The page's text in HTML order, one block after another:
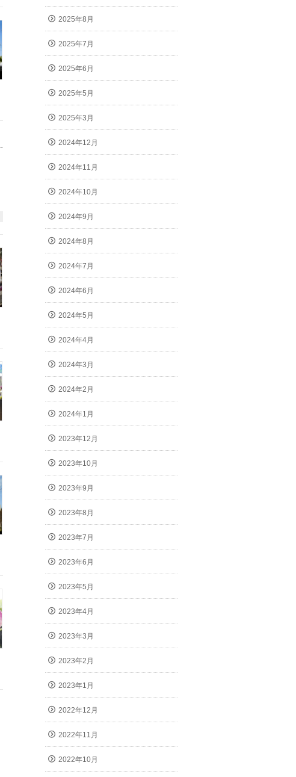
2025年8月
2025年7月
2025年6月
2025年5月
2025年3月
2024年12月
2024年11月
2024年10月
2024年9月
2024年8月
2024年7月
2024年6月
2024年5月
2024年4月
2024年3月
2024年2月
2024年1月
2023年12月
2023年10月
2023年9月
2023年8月
2023年7月
2023年6月
2023年5月
2023年4月
2023年3月
2023年2月
2023年1月
2022年12月
2022年11月
2022年10月